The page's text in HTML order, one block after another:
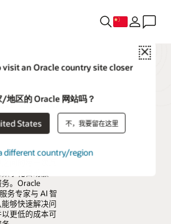
Close
visit an Oracle country site closer
地区的 Oracle 网站吗？
States 不，我要留在这里
different country/region
Cloud
间的每一次互
字化自助服
。Oracle
务专家与 AI 智
够快速解决问
更低的成本可